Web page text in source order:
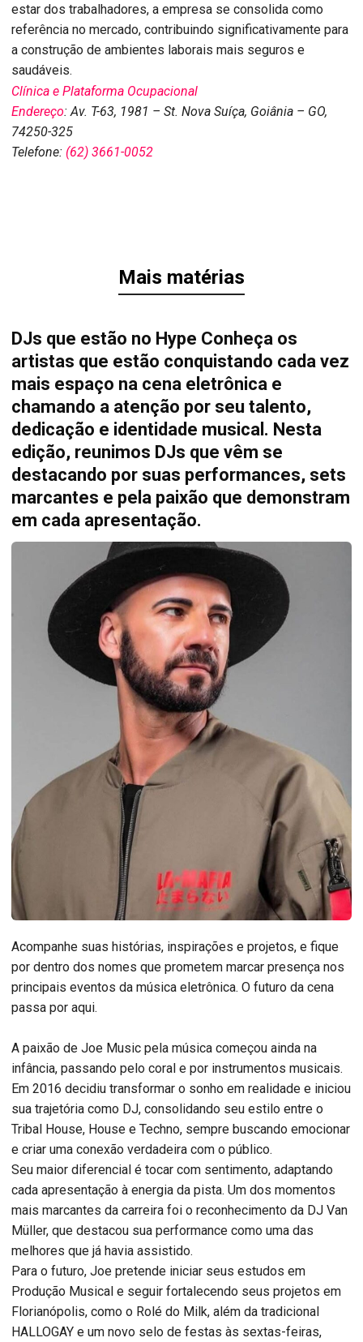
estar dos trabalhadores, a empresa se consolida como
referência no mercado, contribuindo significativamente para
a construção de ambientes laborais mais seguros e
saudáveis.
Clínica e Plataforma Ocupacional
Endereço: Av. T-63, 1981 – St. Nova Suíça, Goiânia – GO,
74250-325
Telefone: (62) 3661-0052
Mais matérias
DJs que estão no Hype Conheça os
artistas que estão conquistando cada vez
mais espaço na cena eletrônica e
chamando a atenção por seu talento,
dedicação e identidade musical. Nesta
edição, reunimos DJs que vêm se
destacando por suas performances, sets
marcantes e pela paixão que demonstram
em cada apresentação.
Acompanhe suas histórias, inspirações e projetos, e fique
por dentro dos nomes que prometem marcar presença nos
principais eventos da música eletrônica. O futuro da cena
passa por aqui.
A paixão de Joe Music pela música começou ainda na
infância, passando pelo coral e por instrumentos musicais.
Em 2016 decidiu transformar o sonho em realidade e iniciou
sua trajetória como DJ, consolidando seu estilo entre o
Tribal House, House e Techno, sempre buscando emocionar
e criar uma conexão verdadeira com o público.
Seu maior diferencial é tocar com sentimento, adaptando
cada apresentação à energia da pista. Um dos momentos
mais marcantes da carreira foi o reconhecimento da DJ Van
Müller, que destacou sua performance como uma das
melhores que já havia assistido.
Para o futuro, Joe pretende iniciar seus estudos em
Produção Musical e seguir fortalecendo seus projetos em
Florianópolis, como o Rolé do Milk, além da tradicional
HALLOGAY e um novo selo de festas às sextas-feiras,